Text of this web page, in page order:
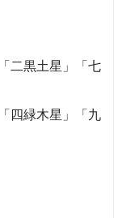
二黒土星」「七
四緑木星」「九